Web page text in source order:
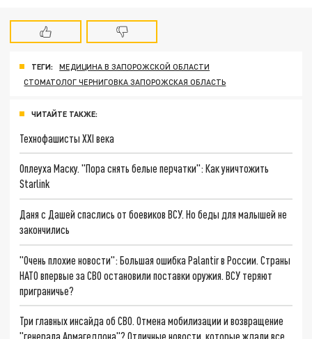
ТЕГИ:
МЕДИЦИНА В ЗАПОРОЖСКОЙ ОБЛАСТИ
СТОМАТОЛОГ ЧЕРНИГОВКА ЗАПОРОЖСКАЯ ОБЛАСТЬ
ЧИТАЙТЕ ТАКЖЕ:
Технофашисты XXI века
Оплеуха Маску. "Пора снять белые перчатки": Как уничтожить
Starlink
Даня с Дашей спаслись от боевиков ВСУ. Но беды для малышей не
закончились
"Очень плохие новости": Большая ошибка Palantir в России. Страны
НАТО впервые за СВО остановили поставки оружия. ВСУ теряют
приграничье?
Три главных инсайда об СВО. Отмена мобилизации и возвращение
"генерала Армагеддона"? Отличные новости, которые ждали все